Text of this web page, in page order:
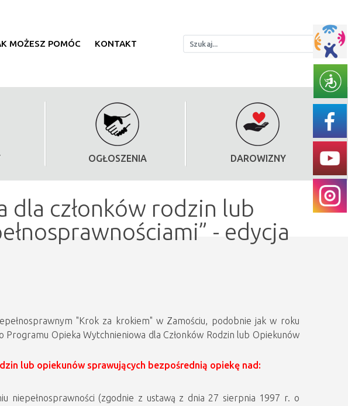
MOŻESZ POMÓC KONTAKT
OGŁOSZENIA DAROWIZNY
dla członków rodzin lub
- edycja
"Krok za krokiem" w Zamościu, podobnie jak w roku
Opieka Wytchnieniowa dla Członków Rodzin lub Opiekunów
lub opiekunów sprawujących bezpośrednią opiekę nad:
niepełnosprawności (zgodnie z ustawą z dnia 27 sierpnia 1997 r. o